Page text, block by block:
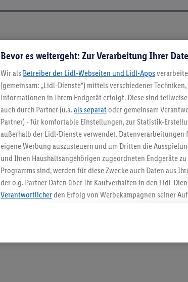
Bevor es weitergeht: Zur Verarbeitung Ihrer
Wir als Betreiber der Lidl-Webseiten und Lidl-Apps
(gemeinsam: „Lidl-Dienste“) mittels verschiedener
Informationen in Ihrem Endgerät erfolgt. Diese sind
auch durch Partner (u.a.als separat oder gemeinsam
Partner) - für komfortable Einstellungen, zur Statistik-
außerhalb der Lidl-Dienste verwendet.
eigene Werbung auszusteuern und um Dritten die
und Ihren Haushaltsangehörigen zugeordneten Endgeräte
Programms sind, werden für diese Zwecke auch Daten aus
der o.g. Partner Daten über Ihr Kaufverhalten in den Lidl-
Verantwortlicherden Erfolg von Werbekampagnen seiner
angereicherten Profilen. Dies umfasst die
Kaufverhalten in den Lidl-Diensten, Informationen aus
genauen Standortdaten) auch über verschiedene